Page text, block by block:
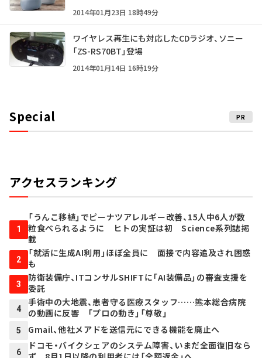
2014年01月23日 18時49分
ワイヤレス再生にも対応したCDラジオ、ソニー
「ZS-RS70BT」登場
2014年01月14日 16時19分
Special PR
アクセスランキング
1
「うんこ移植」でピーナツアレルギー改善、15人中6人が数
粒食べられるように ヒトの実証は初 Science系列誌掲
載
2
「就活に生成AI利用」ほぼ全員に 面接で内容追及され困惑
も
3
防衛装備庁、ITコンサルSHIFTに「AI装備品」の審査支援を
委託
4
手術中の大地震、患者守る医療スタッフ……熊本総合病院
の動画に反響 「プロの動き」「尊敬」
5 Gmail、他社メアドを送信元にできる機能を廃止へ
6
ドコモ・バイクシェアのシステム障害、いまだ全面復旧なら